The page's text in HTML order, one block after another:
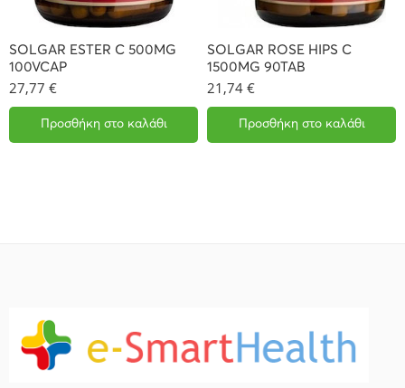
SOLGAR ESTER C 500MG
100VCAP
27,77 €
Προσθήκη στο καλάθι
SOLGAR ROSE HIPS C
1500MG 90TAB
21,74 €
Προσθήκη στο καλάθι